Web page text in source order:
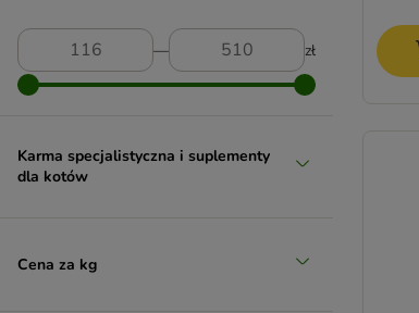
Vetoquinol (Zylkene)
Virbac
― zł
Karma specjalistyczna i suplementy
dla kotów
Cena za kg